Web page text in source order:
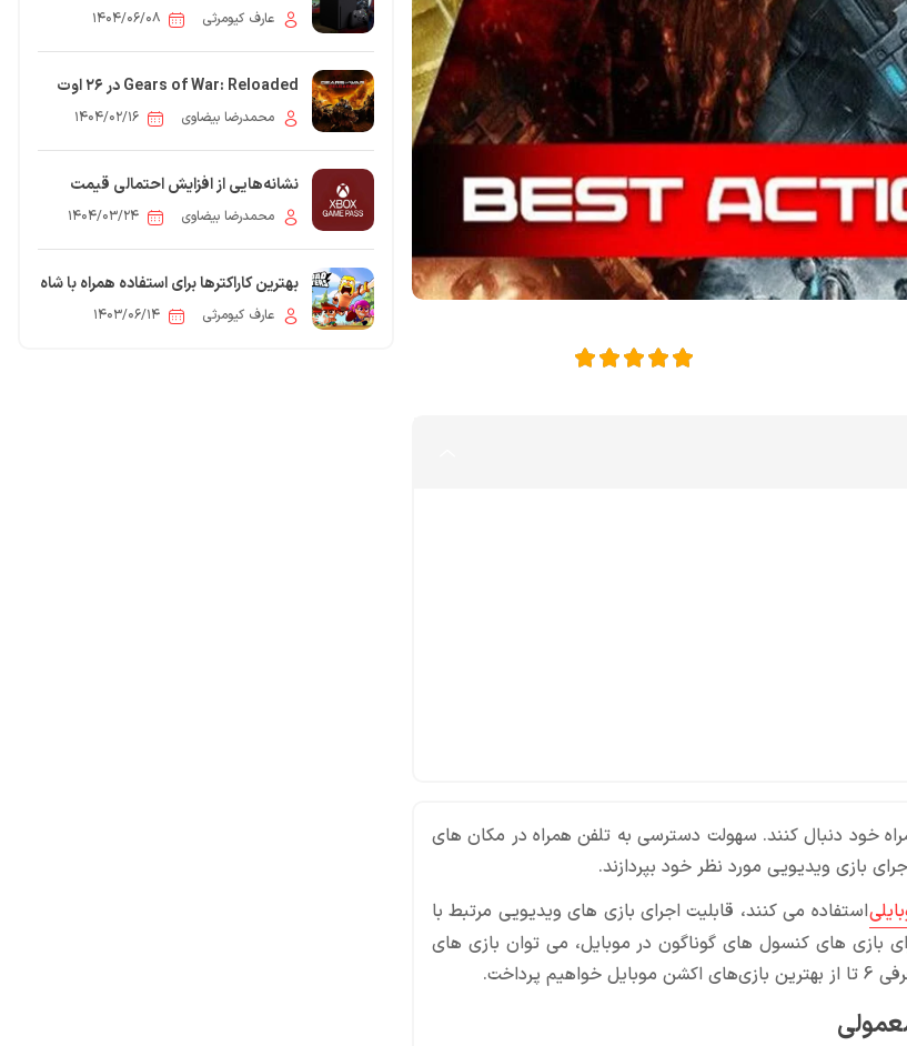
خود دنبال کنند. سهولت دسترسی به تلفن همراه در مکان های
بازی ویدیویی مورد نظر خود بپردازند.
استفاده می کنند، قابلیت اجرای بازی های ویدیویی مرتبط با
بازی های کنسول های گوناگون در موبایل، می توان بازی های
Xboxعارف کیومرثی ۱۴۰۴/۰۶/۰۸
Gears of War: Reloaded در ۲۶ اوت
برای PS5، Xbox و PC منتشر می‌شودمحمدرضا بیضاوی ۱۴۰۴/۰۲/۱۶
نشانه‌هایی از افزایش احتمالی قیمت
Xbox Game Pass در کد xCloud دیده
محمدرضا بیضاوی ۱۴۰۴/۰۳/۲۴
بهترین کاراکترها برای استفاده همراه با شاه
بربر در اسکواد باسترز
عارف کیومرثی ۱۴۰۳/۰۶/۱۴